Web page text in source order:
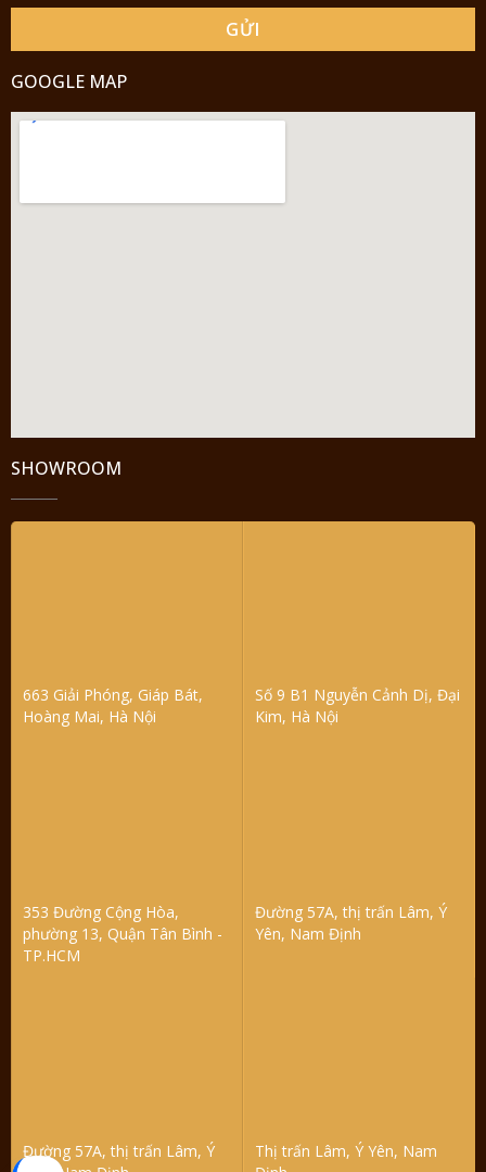
GỬI
GOOGLE MAP
SHOWROOM
663 Giải Phóng, Giáp Bát,
Hoàng Mai, Hà Nội
Số 9 B1 Nguyễn Cảnh Dị, Đại
Kim, Hà Nội
353 Đường Cộng Hòa,
phường 13, Quận Tân Bình -
TP.HCM
Đường 57A, thị trấn Lâm, Ý
Yên, Nam Định
Đường 57A, thị trấn Lâm, Ý
Thị trấn Lâm, Ý Yên, Nam